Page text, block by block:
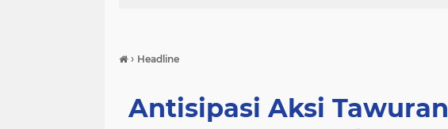
› Headline
Antisipasi Aksi